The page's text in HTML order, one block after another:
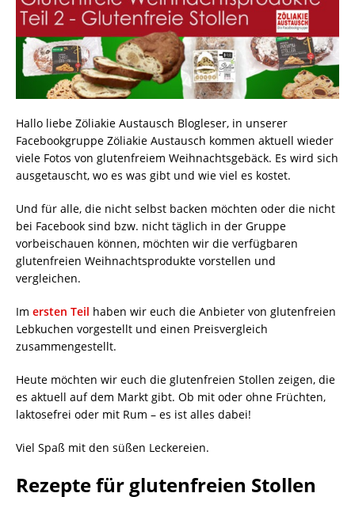
Hallo liebe Zöliakie Austausch Blogleser, in unserer
Facebookgruppe Zöliakie Austausch kommen aktuell wieder
viele Fotos von glutenfreiem Weihnachtsgebäck. Es wird sich
ausgetauscht, wo es was gibt und wie viel es kostet.
Und für alle, die nicht selbst backen möchten oder die nicht
bei Facebook sind bzw. nicht täglich in der Gruppe
vorbeischauen können, möchten wir die verfügbaren
glutenfreien Weihnachtsprodukte vorstellen und
vergleichen.
Im ersten Teil haben wir euch die Anbieter von glutenfreien
Lebkuchen vorgestellt und einen Preisvergleich
zusammengestellt.
Heute möchten wir euch die glutenfreien Stollen zeigen, die
es aktuell auf dem Markt gibt. Ob mit oder ohne Früchten,
laktosefrei oder mit Rum – es ist alles dabei!
Viel Spaß mit den süßen Leckereien.
Rezepte für glutenfreien Stollen